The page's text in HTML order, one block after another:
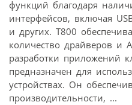
функций благодаря
интерфейсов, включая
и других. T800
количество драйверов и
разработки приложений
предназначен для
устройствах. Он
производительности, ...